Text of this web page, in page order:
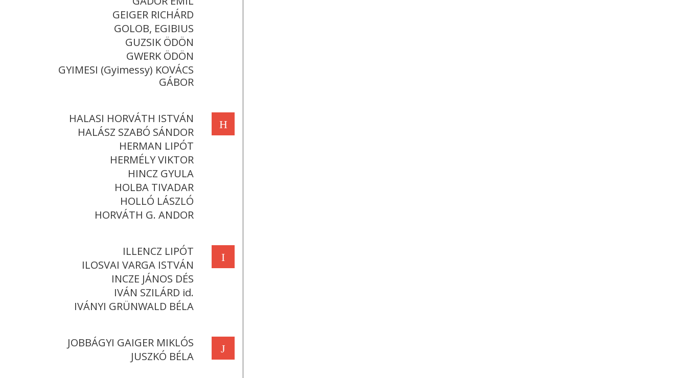
GEIGER RICHÁRD
GOLOB, EGIBIUS
GUZSIK ÖDÖN
GWERK ÖDÖN
GYIMESI (Gyimessy) KOVÁCS
GÁBOR
H
HALASI HORVÁTH ISTVÁN
HALÁSZ SZABÓ SÁNDOR
HERMAN LIPÓT
HERMÉLY VIKTOR
HINCZ GYULA
HOLBA TIVADAR
HOLLÓ LÁSZLÓ
HORVÁTH G. ANDOR
I
ILLENCZ LIPÓT
ILOSVAI VARGA ISTVÁN
INCZE JÁNOS DÉS
IVÁN SZILÁRD id.
IVÁNYI GRÜNWALD BÉLA
J
JOBBÁGYI GAIGER MIKLÓS
JUSZKÓ BÉLA